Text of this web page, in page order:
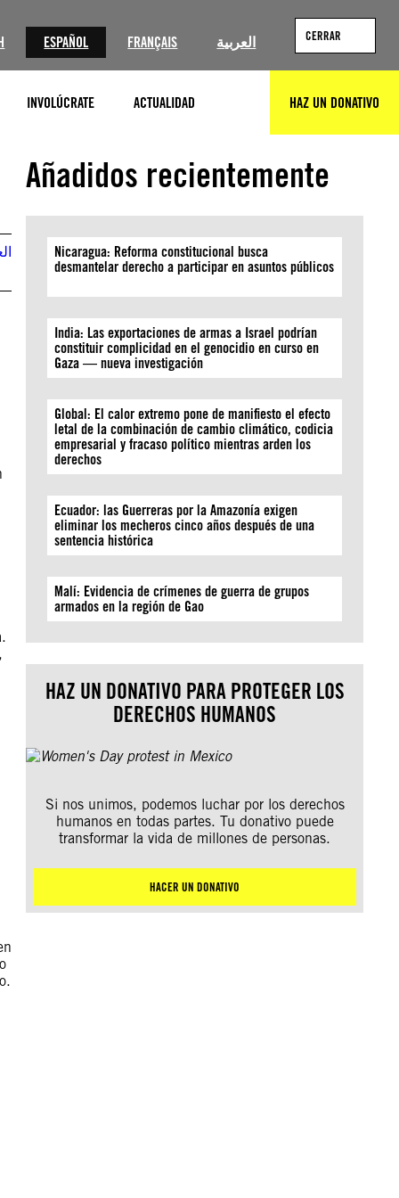
ESPAÑOL FRANÇAIS العربية CERRAR
INVOLÚCRATE ACTUALIDAD HAZ UN DONATIVO
Añadidos recientemente
Nicaragua: Reforma constitucional busca
desmantelar derecho a participar en asuntos públicos
India: Las exportaciones de armas a Israel podrían
constituir complicidad en el genocidio en curso en
Gaza — nueva investigación
Global: El calor extremo pone de manifiesto el efecto
letal de la combinación de cambio climático, codicia
empresarial y fracaso político mientras arden los
derechos
Ecuador: las Guerreras por la Amazonía exigen
eliminar los mecheros cinco años después de una
sentencia histórica
Malí: Evidencia de crímenes de guerra de grupos
armados en la región de Gao
HAZ UN DONATIVO PARA PROTEGER LOS
DERECHOS HUMANOS
Si nos unimos, podemos luchar por los derechos
humanos en todas partes. Tu donativo puede
transformar la vida de millones de personas.
HACER UN DONATIVO